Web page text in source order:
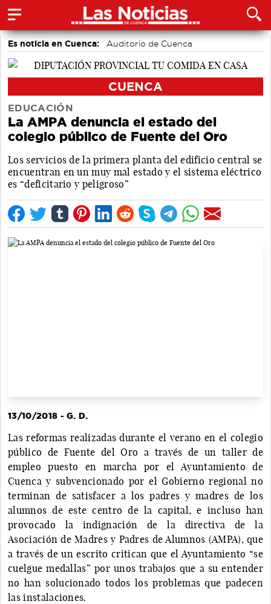
Es noticia en Cuenca: Auditorio de Cuenca
CUENCA
EDUCACIÓN
La AMPA denuncia el estado del
colegio público de Fuente del Oro
Los servicios de la primera planta del edificio central se
encuentran en un muy mal estado y el sistema eléctrico
es “deficitario y peligroso”
13/10/2018 - G. D.
Las reformas realizadas durante el verano en el colegio
público de Fuente del Oro a través de un taller de
empleo puesto en marcha por el Ayuntamiento de
Cuenca y subvencionado por el Gobierno regional no
terminan de satisfacer a los padres y madres de los
alumnos de este centro de la capital, e incluso han
provocado la indignación de la directiva de la
Asociación de Madres y Padres de Alumnos (AMPA), que
a través de un escrito critican que el Ayuntamiento “se
cuelgue medallas” por unos trabajos que a su entender
no han solucionado todos los problemas que padecen
las instalaciones.